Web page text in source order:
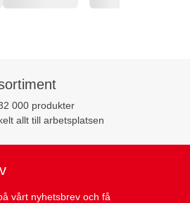
000 produkter
allt till arbetsplatsen
vårt nyhetsbrev och få